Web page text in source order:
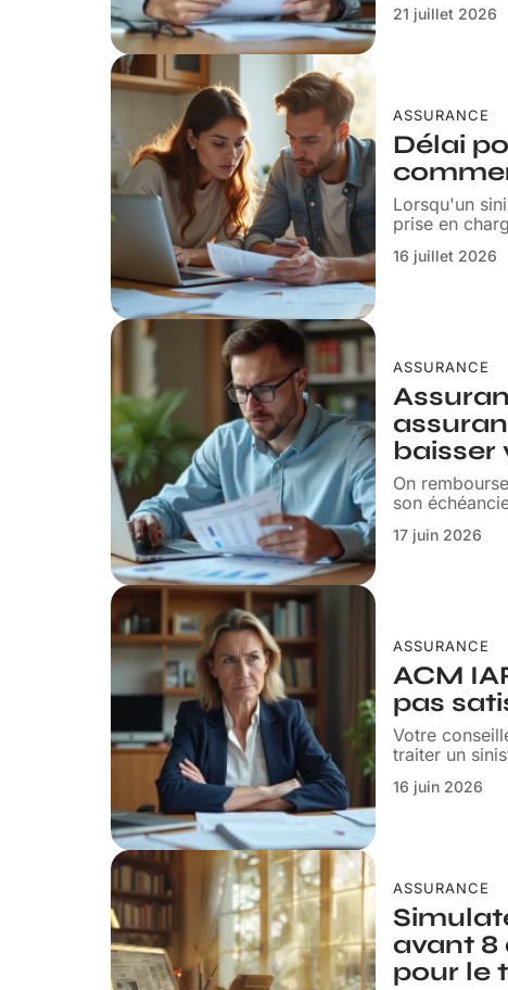
21 juillet 2026
ASSURANCE
Délai
Lorsqu'un
prise en
16 juillet 2026
ASSURANCE
baisser
On
son
17 juin 2026
ASSURANCE
ACM
pas
Votre
traiter un
16 juin 2026
ASSURANCE
avant 8
pour le